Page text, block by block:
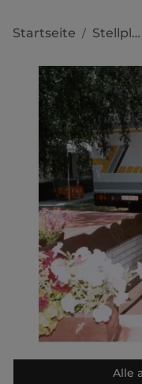
Startseite / Stellplätze
Alle